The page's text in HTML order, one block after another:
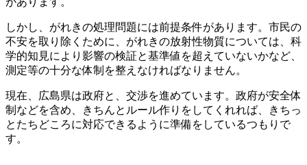
しかし、がれきの処理問題には前提条件があります。市民の
不安を取り除くために、がれきの放射性物質については、科
学的知見により影響の検証と基準値を超えていないかなど、
測定等の十分な体制を整えなければなりません。
現在、広島県は政府と、交渉を進めています。政府が安全体
制などを含め、きちんとルール作りをしてくれれば、きちっ
とたちどころに対応できるように準備をしているつもりで
す。